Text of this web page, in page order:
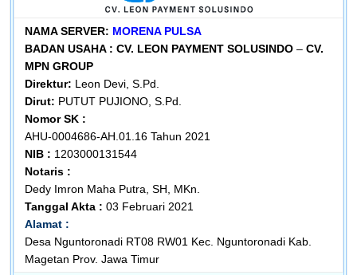
NAMA SERVER: MORENA PULSA
BADAN USAHA : CV. LEON PAYMENT SOLUSINDO – CV.
MPN GROUP
Direktur: Leon Devi, S.Pd.
Dirut: PUTUT PUJIONO, S.Pd.
Nomor SK :
AHU-0004686-AH.01.16 Tahun 2021
NIB : 1203000131544
Notaris :
Dedy Imron Maha Putra, SH, MKn.
Tanggal Akta : 03 Februari 2021
Alamat :
Desa Nguntoronadi RT08 RW01 Kec. Nguntoronadi Kab.
Magetan Prov. Jawa Timur